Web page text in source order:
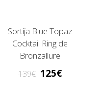
Sortija Blue Topaz
Cocktail Ring de
Bronzallure
139 125